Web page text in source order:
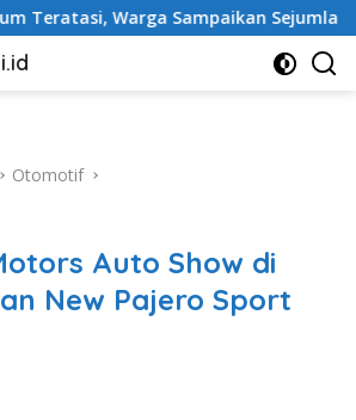
Sejumlah Tuntutan Ketua
Otomotif
Auto Show di
New Pajero Sport